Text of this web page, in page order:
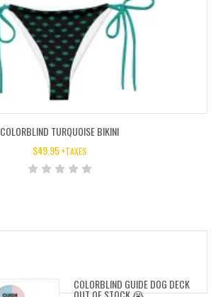
COLORBLIND TURQUOISE BIKINI
$49.95 +TAXES
COLORBLIND GUIDE DOG DECK